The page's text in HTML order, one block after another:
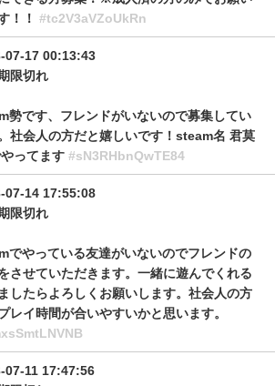
！！ #tc2V3aVZoUkRn
07-17 00:13:43
限切れ
勢です、フレンドがいないので募集してい
社会人の方だと嬉しいです！steam名 君莫
ってます #sN3RHbnQwTE84
07-14 17:55:08
限切れ
でやっている友達がいないのでフレンドの
させていただきます。一緒に遊んでくれる
したらよろしくお願いします。社会人の方
レイ時間が合いやすいかと思います。
07-11 17:47:56